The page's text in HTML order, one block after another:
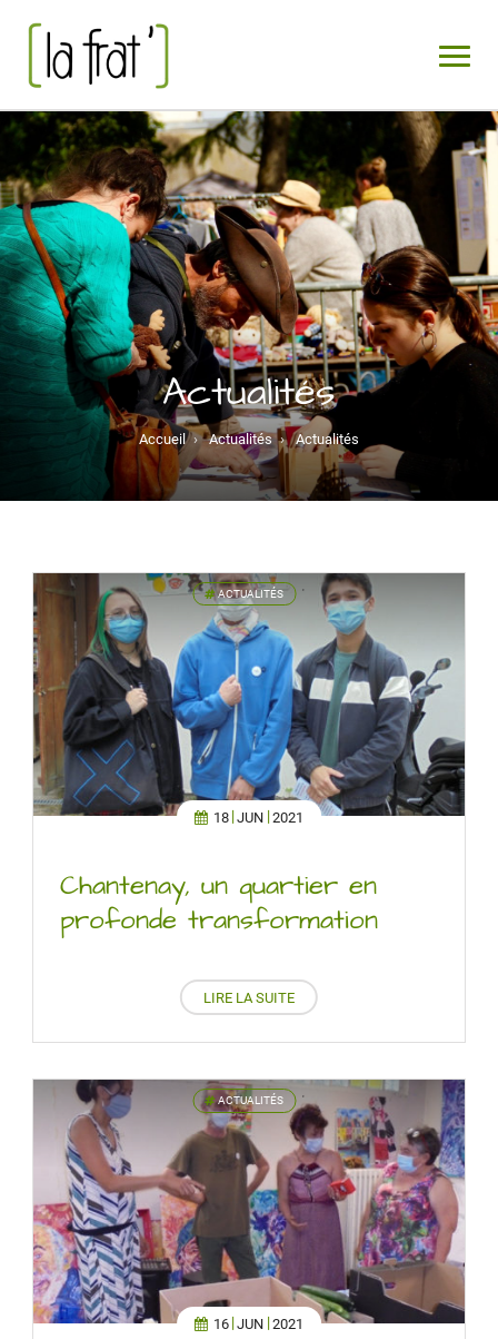
Actualités
Accueil › Actualités › Actualités
ACTUALITÉS '
18 JUN 2021
Chantenay, un quartier en
profonde transformation
LIRE LA SUITE
ACTUALITÉS '
16 JUN 2021